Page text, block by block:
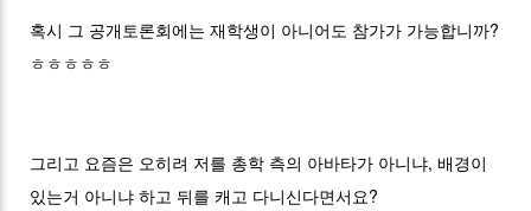
혹시 그 공개토론회에는 재학생이 아니어도 참가가 가능합니까?
ㅎㅎㅎㅎㅎ
그리고 요즘은 오히려 저를 총학 측의 아바타가 아니냐, 배경이
있는거 아니냐 하고 뒤를 캐고 다니신다면서요?